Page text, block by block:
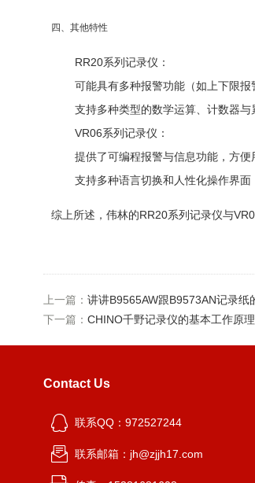
四、其他特性
RR20系列记录仪 ：
可能具有多种报警功能（如上下限
支持多种类型的数学运算、计数器与
VR06系列记录仪 ：
提供了可编程报警与信息功能，方便
支持多种语言切换和人性化操作界面
综上所述，伟林的RR20系列记录仪与
上一篇： 讲讲B9565AW跟B9573AN记录纸
下一篇： CHINO千野记录仪的基本工作原
Contact Us
联系QQ：972527244
联系邮箱：jh@zjjh17.com